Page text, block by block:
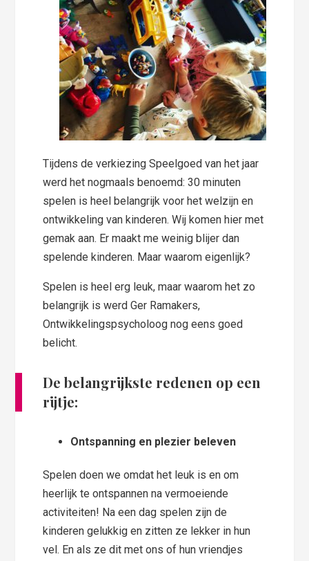
Tijdens de verkiezing Speelgoed van het jaar
werd het nogmaals benoemd: 30 minuten
spelen is heel belangrijk voor het welzijn en
ontwikkeling van kinderen. Wij komen hier met
gemak aan. Er maakt me weinig blijer dan
spelende kinderen. Maar waarom eigenlijk?
Spelen is heel erg leuk, maar waarom het zo
belangrijk is werd Ger Ramakers,
Ontwikkelingspsycholoog nog eens goed
belicht.
De belangrijkste redenen op een
rijtje:
Ontspanning en plezier beleven
Spelen doen we omdat het leuk is en om
heerlijk te ontspannen na vermoeiende
activiteiten! Na een dag spelen zijn de
kinderen gelukkig en zitten ze lekker in hun
vel. En als ze dit met ons of hun vriendjes